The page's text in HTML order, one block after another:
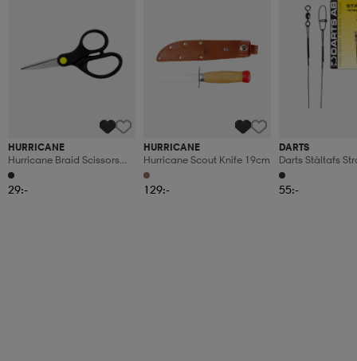
HURRICANE
Hurricane Braid Scissors
13cm
29:-
HURRICANE
Hurricane Scout Knife 19cm
129:-
DARTS
Darts Ståltafs
15cm
55:-